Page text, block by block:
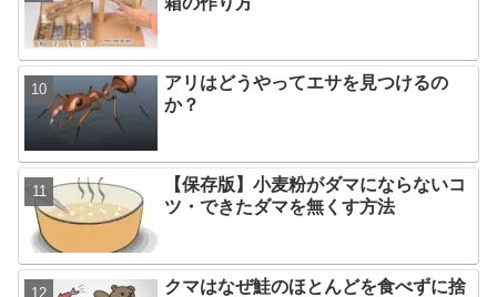
アリはどうやってエサを見つけるの
か？
【保存版】小麦粉がダマにならないコ
ツ・できたダマを無くす方法
クマはなぜ鮭のほとんどを食べずに捨